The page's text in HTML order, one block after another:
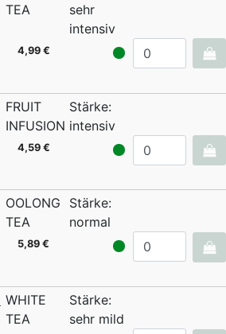
TEA
sehr
intensiv
4,99 €
FRUIT
INFUSION
Stärke:
intensiv
4,59 €
OOLONG
TEA
Stärke:
normal
5,89 €
WHITE
TEA
Stärke:
sehr mild